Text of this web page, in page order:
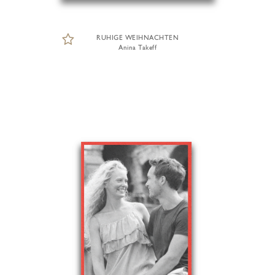
RUHIGE WEIHNACHTEN
Anina Takeff